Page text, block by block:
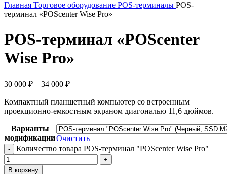
Главная Торговое оборудование POS-терминалы POS-
терминал «POScenter Wise Pro»
POS-терминал «POScenter
Wise Pro»
30 000 ₽ – 34 000 ₽
Компактный планшетный компьютер со встроенным
проекционно-емкостным экраном диагональю 11,6 дюймов.
Варианты
модификацииОчистить
Количество товара POS-терминал "POScenter Wise Pro"
В корзину